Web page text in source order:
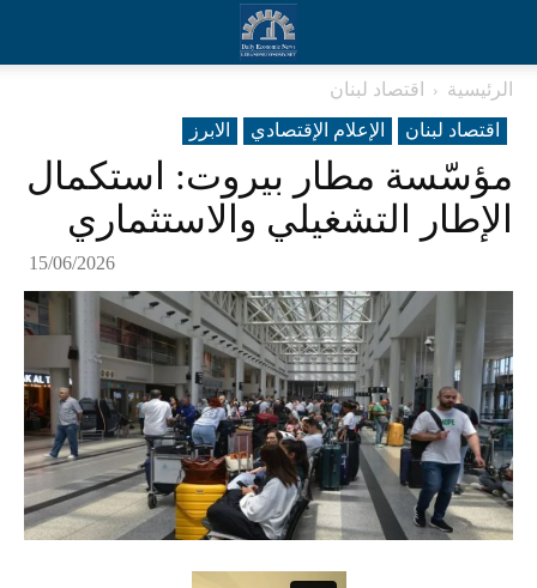
الرئيسية
اقتصاد لبنان
اقتصاد لبنان
الإعلام الإقتصادي الابرز
مؤسّسة مطار بيروت: استكمال
الإطار التشغيلي والاستثماري
15/06/2026